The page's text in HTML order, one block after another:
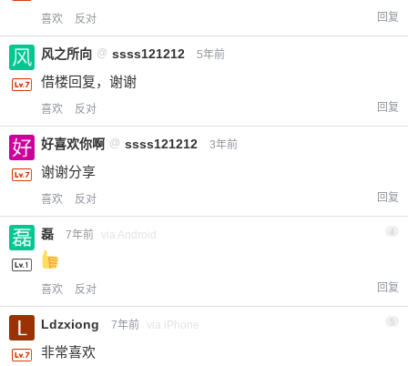
喜欢 反对 回复
风之所向 @ ssss121212 5年前
借楼回复，谢谢
喜欢 反对 回复
好喜欢你啊 @ ssss121212 3年前
谢谢分享
喜欢 反对 回复
磊 7年前 via Android 4
喜欢 反对 回复
Ldzxiong 7年前 via iPhone 5
非常喜欢